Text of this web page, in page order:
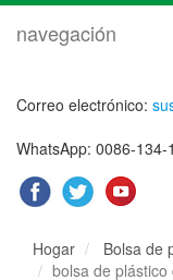
navegación
Correo electrónico:
WhatsApp: 0086-134-
Hogar
Bolsa de
bolsa de